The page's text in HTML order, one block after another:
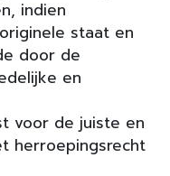
indien
staat en
door de
en
voor de juiste en
herroepingsrecht